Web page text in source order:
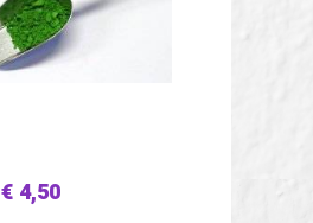
€ 4,50